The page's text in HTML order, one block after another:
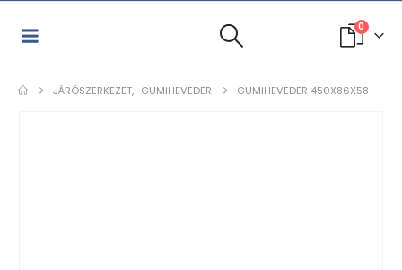
0
JÁRÓSZERKEZET, GUMIHEVEDER GUMIHEVEDER 450X86X58